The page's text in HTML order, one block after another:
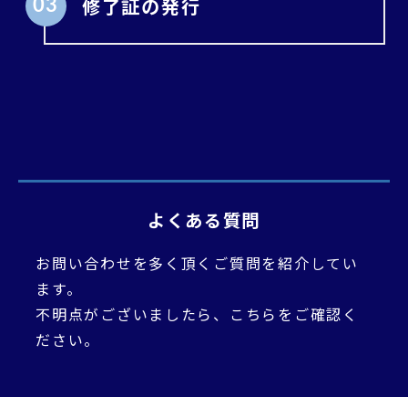
03 修了証の発行
よくある質問
お問い合わせを多く頂くご質問を紹介してい
ます。
不明点がございましたら、こちらをご確認く
ださい。